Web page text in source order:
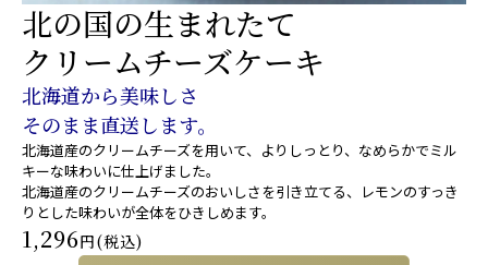
北の国の生まれたて
クリームチーズケーキ
北海道から美味しさ
そのまま直送します。
北海道産のクリームチーズを用いて、よりしっとり、なめらかでミル
キーな味わいに仕上げました。
北海道産のクリームチーズのおいしさを引き立てる、レモンのすっき
りとした味わいが全体をひきしめます。
1,296円(税込)